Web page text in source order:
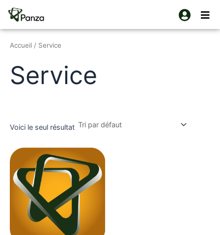
Aller
contenu
Accueil / Service
Service
Voici le seul résultat
produit
a
plusieurs
Les
options